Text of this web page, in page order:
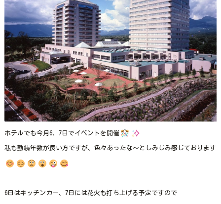
ホテルでも今月6，7日でイベントを開催
私も勤続年数が長い方ですが、色々あったな～としみじみ感じております
6日はキッチンカー、7日には花火も打ち上げる予定ですので